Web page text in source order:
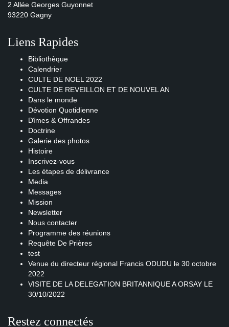
2 Allée Georges Guyonnet
93220 Gagny
Liens Rapides
Bibliothèque
Calendrier
CULTE DE NOEL 2022
CULTE DE REVEILLON ET DE NOUVEL AN
Dans le monde
Dévotion Quotidienne
Dîmes & Offrandes
Doctrine
Galerie des photos
Histoire
Inscrivez-vous
Les étapes de délivrance
Media
Messages
Mission
Newsletter
Nous contacter
Programme des réunions
Requête De Prières
test
Venue du directeur régional Francis ODUDU le 30 octobre
2022
VISITE DE LA DELEGATION BRITANNIQUE A ORSAY LE
30/10/2022
Restez connectés